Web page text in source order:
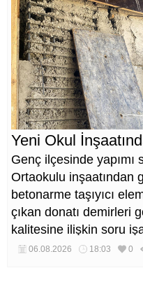
Yeni Okul
Genç ilçesinde
Ortaokulu inşaatından
betonarme taşıyıcı
çıkan donatı demirleri
kalitesine ilişkin soru
kurumların teknik
06.08.2026 18:03 0